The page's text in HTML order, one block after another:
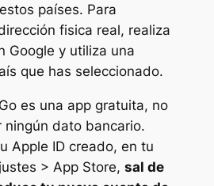
países. Para
fisica real, realiza
Google y utiliza una
que has seleccionado.
es una app gratuita, no
ningún dato bancario.
Apple ID creado, en tu
> App Store, sal de